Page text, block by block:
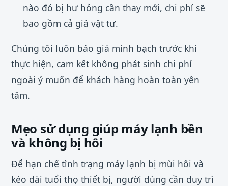
nào đó bị hư hỏng cần thay mới, chi phí sẽ
bao gồm cả giá vật tư.
Chúng tôi luôn báo giá minh bạch trước khi
thực hiện, cam kết không phát sinh chi phí
ngoài ý muốn để khách hàng hoàn toàn yên
tâm.
Mẹo sử dụng giúp máy lạnh bền
và không bị hôi
Để hạn chế tình trạng máy lạnh bị mùi hôi và
kéo dài tuổi thọ thiết bị, người dùng cần duy trì